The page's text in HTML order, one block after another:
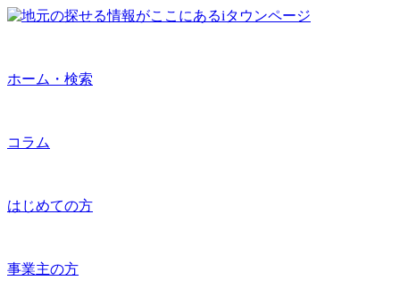
ホーム・検索
コラム
はじめての方
事業主の方